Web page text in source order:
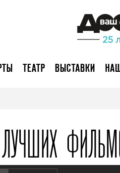
ТЕАТР ВЫСТАВКИ